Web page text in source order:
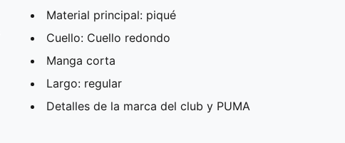
Material principal: piqué
Cuello: Cuello redondo
Manga corta
Largo: regular
Detalles de la marca del club y PUMA